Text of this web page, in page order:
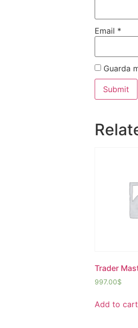
Email *
Guarda
Trader
997.00$
Add to cart